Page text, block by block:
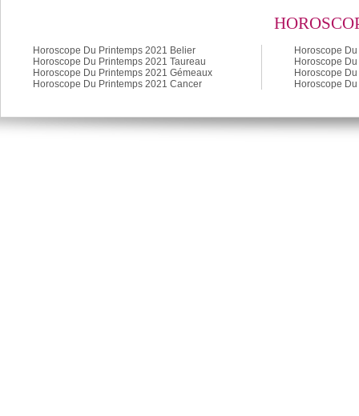
Horoscope Du Printemps 2021 Belier
Horoscope Du Printemps 2021 Taureau
Horoscope Du Printemps 2021 Gémeaux
Horoscope Du Printemps 2021 Cancer
Horoscope
Horoscope
Horoscope
Horoscope